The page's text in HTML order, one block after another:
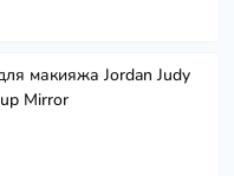
макияжа Jordan Judy
Mirror